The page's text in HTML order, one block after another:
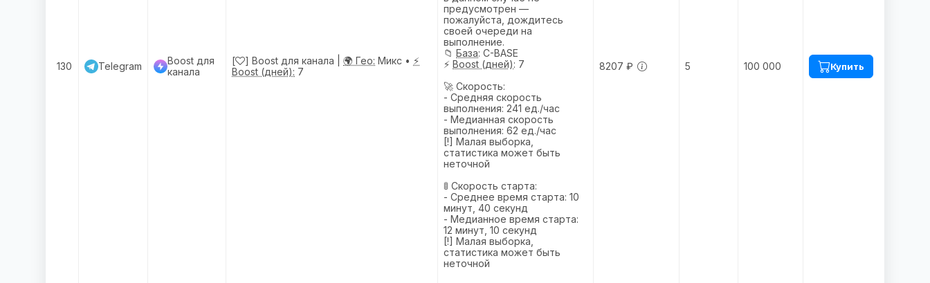
130 Telegram
Boost для
канала
[ ] Boost для канала | 🌍 Гео: Микс • ⚡
Boost (дней): 7
предусмотрен —
пожалуйста, дождитесь
своей очереди на
выполнение.
📁 База: C-BASE
⚡ Boost (дней): 7
🚀 Скорость:
- Средняя скорость
выполнения: 241 ед./час
- Медианная скорость
выполнения: 62 ед./час
[!] Малая выборка,
статистика может быть
неточной
🚦 Скорость старта:
- Среднее время старта: 10
минут, 40 секунд
- Медианное время старта:
12 минут, 10 секунд
[!] Малая выборка,
статистика может быть
неточной
8207 ₽ 5 100 000 Купить